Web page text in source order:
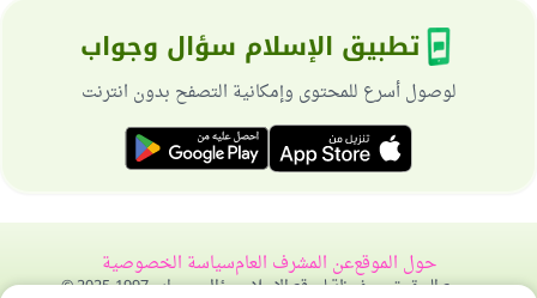
تطبيق الإسلام سؤال وجواب
لوصول أسرع للمحتوى وإمكانية التصفح بدون انترنت
حول الموقععن المشرف العامسياسة الخصوصية
جميع الحقوق محفوظة لموقع الإسلام سؤال وجواب 1997-2025 ©